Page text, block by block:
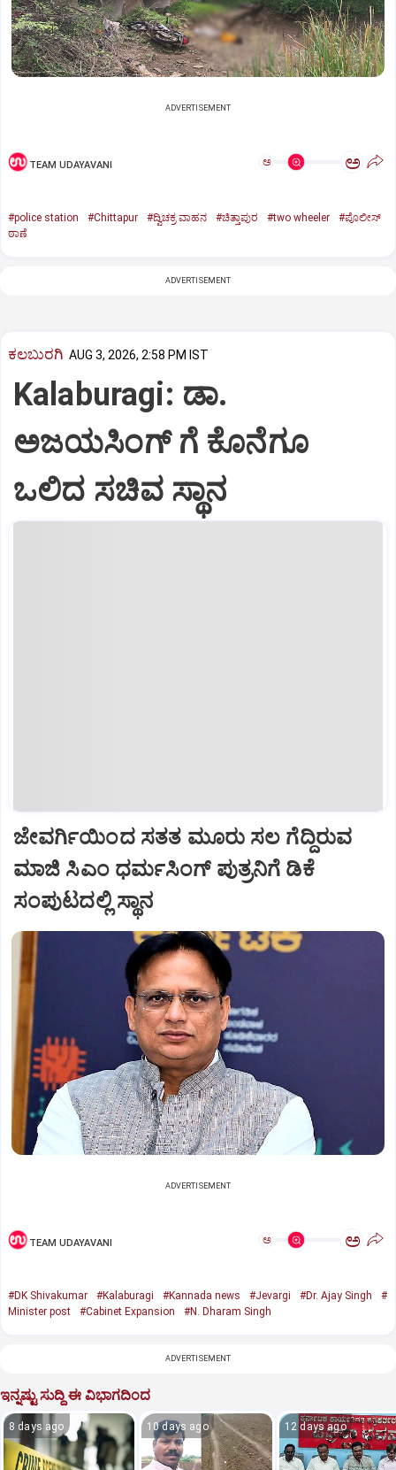
ADVERTISEMENT
TEAM UDAYAVANI ಅ ಅ
#police station #Chittapur #ದ್ವಿಚಕ್ರ ವಾಹನ #ಚಿತ್ತಾಪುರ #two wheeler
#ಪೊಲೀಸ್
ಠಾಣೆ
ADVERTISEMENT
ಕಲಬುರಗಿ AUG 3, 2026, 2:58 PM IST
Kalaburagi: ಡಾ.
ಅಜಯಸಿಂಗ್ ಗೆ ಕೊನೆಗೂ
ಒಲಿದ ಸಚಿವ ಸ್ಥಾನ
ಜೇವರ್ಗಿಯಿಂದ ಸತತ ಮೂರು ಸಲ ಗೆದ್ದಿರುವ
ಮಾಜಿ ಸಿಎಂ ಧರ್ಮಸಿಂಗ್ ಪುತ್ರನಿಗೆ ಡಿಕೆ
ಸಂಪುಟದಲ್ಲಿ ಸ್ಥಾನ
ADVERTISEMENT
TEAM UDAYAVANI ಅ ಅ
#DK Shivakumar #Kalaburagi #Kannada news #Jevargi #Dr. Ajay Singh
#
Minister post
#Cabinet Expansion #N. Dharam Singh
ADVERTISEMENT
ಇನ್ನಷ್ಟು ಸುದ್ದಿ ಈ ವಿಭಾಗದಿಂದ
8 days ago 10 days ago 12 days ago